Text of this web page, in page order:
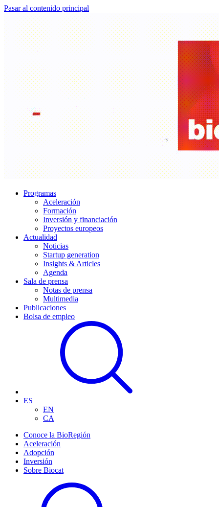
Pasar al contenido principal
Programas
Aceleración
Formación
Inversión y financiación
Proyectos europeos
Actualidad
Noticias
Startup generation
Insights & Articles
Agenda
Sala de prensa
Notas de prensa
Multimedia
Publicaciones
Bolsa de empleo
ES
EN
CA
Conoce la BioRegión
Aceleración
Adopción
Inversión
Sobre Biocat